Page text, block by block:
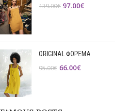
139.00€ 97.00€
ORIGINAL ΦΟΡΕΜΑ
95.00€ 66.00€